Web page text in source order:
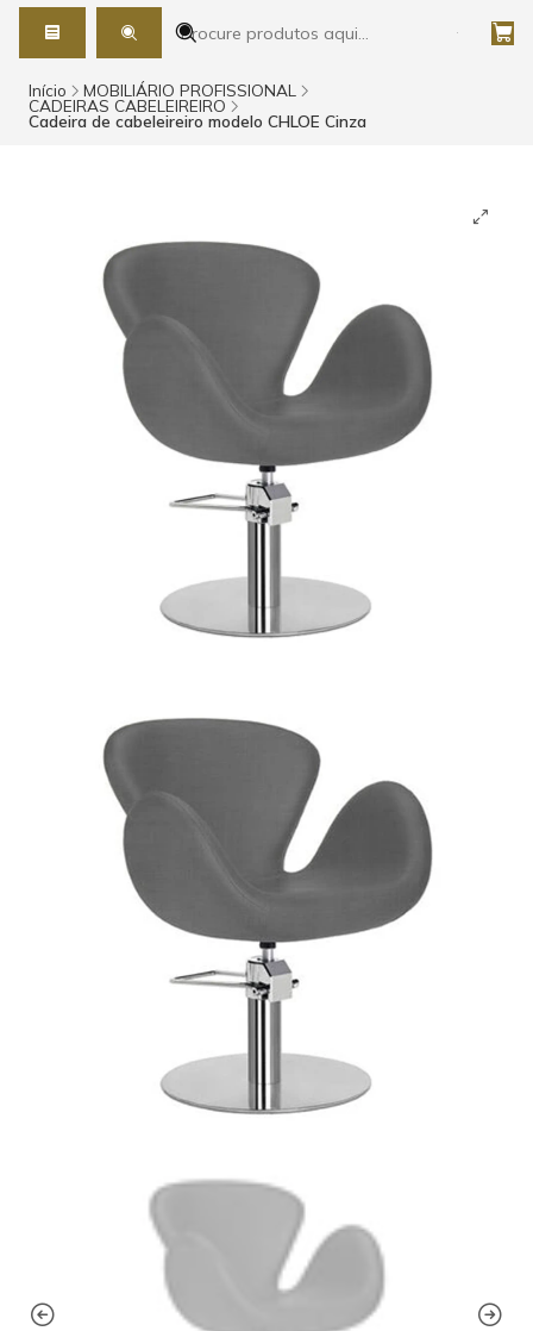
Início MOBILIÁRIO PROFISSIONAL
CADEIRAS CABELEIREIRO
Cadeira de cabeleireiro modelo CHLOE Cinza